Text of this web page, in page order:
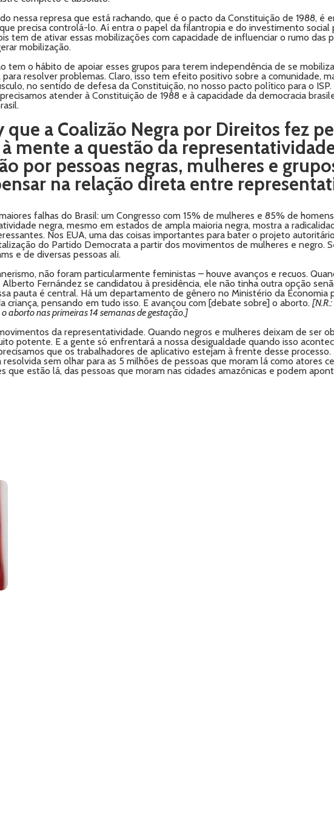
nessa represa que está rachando, que é o pacto da Constituição de 1988, é
precisa controlá-lo. Aí entra o papel da filantropia e do investimento social
tem de ativar essas mobilizações com capacidade de influenciar o rumo das
mobilização.
tem o hábito de apoiar esses grupos para terem independência de se
resolver problemas. Claro, isso tem efeito positivo sobre a comunidade,
no sentido de defesa da Constituição, no nosso pacto político para o
atender à Constituição de 1988 e à capacidade da democracia
a Coalizão Negra por Direitos fez
mente a questão da
por pessoas negras, mulheres e
na relação direta entre
falhas do Brasil: um Congresso com 15% de mulheres e 85% de
negra, mesmo em estados de ampla maioria negra, mostra a
Nos EUA, uma das coisas importantes para bater o projeto
do Partido Democrata a partir dos movimentos de mulheres e negro.
e de diversas pessoas ali.
não foram particularmente feministas – houve avanços e recuos.
Fernández se candidatou à presidência, ele não tinha outra opção
pauta é central. Há um departamento de gênero no Ministério da Economia
criança, pensando em tudo isso. E avançou com [debate sobre] o aborto.
aborto nas primeiras 14 semanas de gestação.]
da representatividade. Quando negros e mulheres deixam de ser
potente. E a gente só enfrentará a nossa desigualdade quando isso
que os trabalhadores de aplicativo estejam à frente desse
sem olhar para as 5 milhões de pessoas que moram lá como atores
que estão lá, das pessoas que moram nas cidades amazônicas e podem